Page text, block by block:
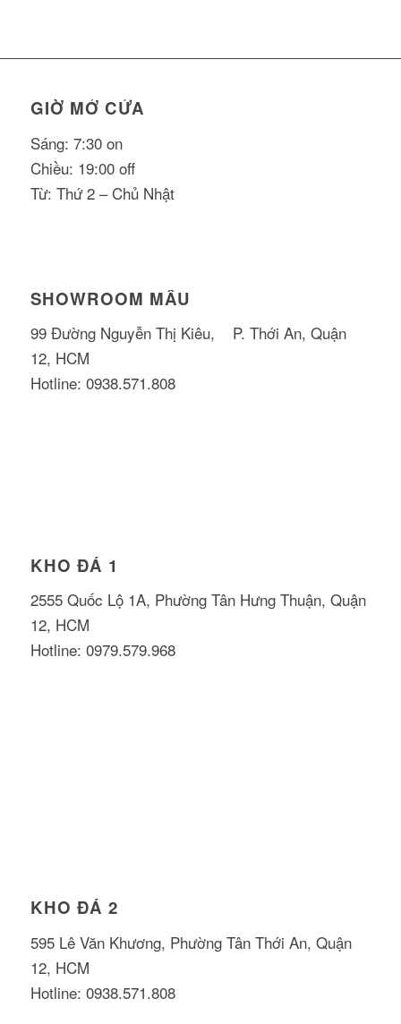
GIỜ MỞ CỬA
Sáng: 7:30 on
Chiều: 19:00 off
Từ: Thứ 2 – Chủ Nhật
SHOWROOM MẪU
99 Đường Nguyễn Thị Kiêu, P. Thới An, Quận
12, HCM
Hotline: 0938.571.808
KHO ĐÁ 1
2555 Quốc Lộ 1A, Phường Tân Hưng Thuận, Quận
12, HCM
Hotline: 0979.579.968
KHO ĐÁ 2
595 Lê Văn Khương, Phường Tân Thới An, Quận
12, HCM
Hotline: 0938.571.808